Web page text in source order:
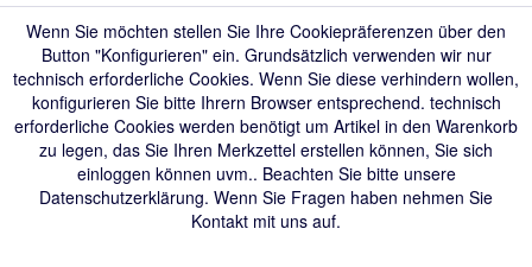
Wenn Sie möchten stellen Sie Ihre Cookiepräferenzen über den
Button "Konfigurieren" ein. Grundsätzlich verwenden wir nur
technisch erforderliche Cookies. Wenn Sie diese verhindern wollen,
konfigurieren Sie bitte Ihrern Browser entsprechend. technisch
erforderliche Cookies werden benötigt um Artikel in den Warenkorb
zu legen, das Sie Ihren Merkzettel erstellen können, Sie sich
einloggen können uvm.. Beachten Sie bitte unsere
Datenschutzerklärung. Wenn Sie Fragen haben nehmen Sie
Kontakt mit uns auf.